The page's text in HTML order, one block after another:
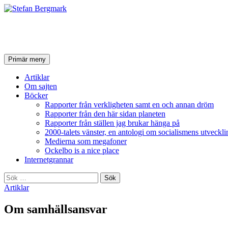
SökPrimär meny Hoppa
till
innehåll
Artiklar
Om sajten
Böcker
Rapporter från verkligheten samt en och annan dröm
Rapporter från den här sidan planeten
Rapporter från ställen jag brukar hänga på
2000-talets vänster, en antologi om socialismens
Medierna som megafoner
Ockelbo is a nice place
Internetgrannar
Sök
efter:
Artiklar
Om samhällsansvar